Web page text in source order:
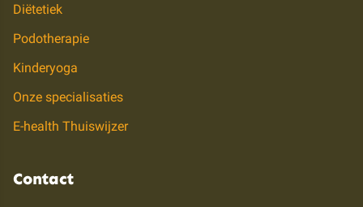
Diëtetiek
Podotherapie
Kinderyoga
Onze specialisaties
E-health Thuiswijzer
Contact